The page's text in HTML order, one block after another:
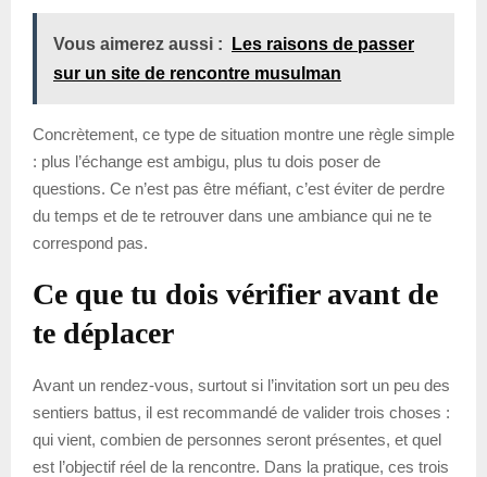
Vous aimerez aussi :
Les raisons de passer
sur un site de rencontre musulman
Concrètement, ce type de situation montre une règle simple
: plus l’échange est ambigu, plus tu dois poser de
questions. Ce n’est pas être méfiant, c’est éviter de perdre
du temps et de te retrouver dans une ambiance qui ne te
correspond pas.
Ce que tu dois vérifier avant de
te déplacer
Avant un rendez-vous, surtout si l’invitation sort un peu des
sentiers battus, il est recommandé de valider trois choses :
qui vient, combien de personnes seront présentes, et quel
est l’objectif réel de la rencontre. Dans la pratique, ces trois